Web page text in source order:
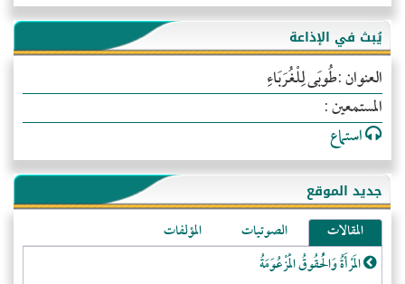
يُبث في الإذاعة
العنوان :طُوبَى لِلْغُرَبَاءِ
المستمعين :
استماع
جديد الموقع
المقالات الصوتيات
المؤلفات
المَرْأَةُ وَالْحُقُوقُ الْمَزْعُوَمَةُ